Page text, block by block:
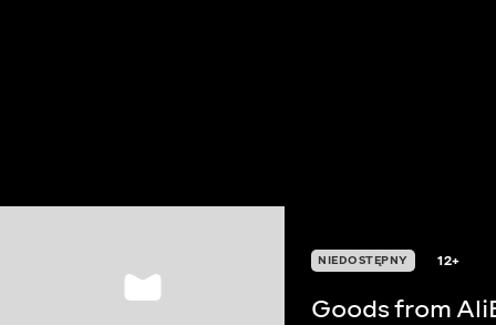
NIEDOSTĘPNY 12+
Goods from